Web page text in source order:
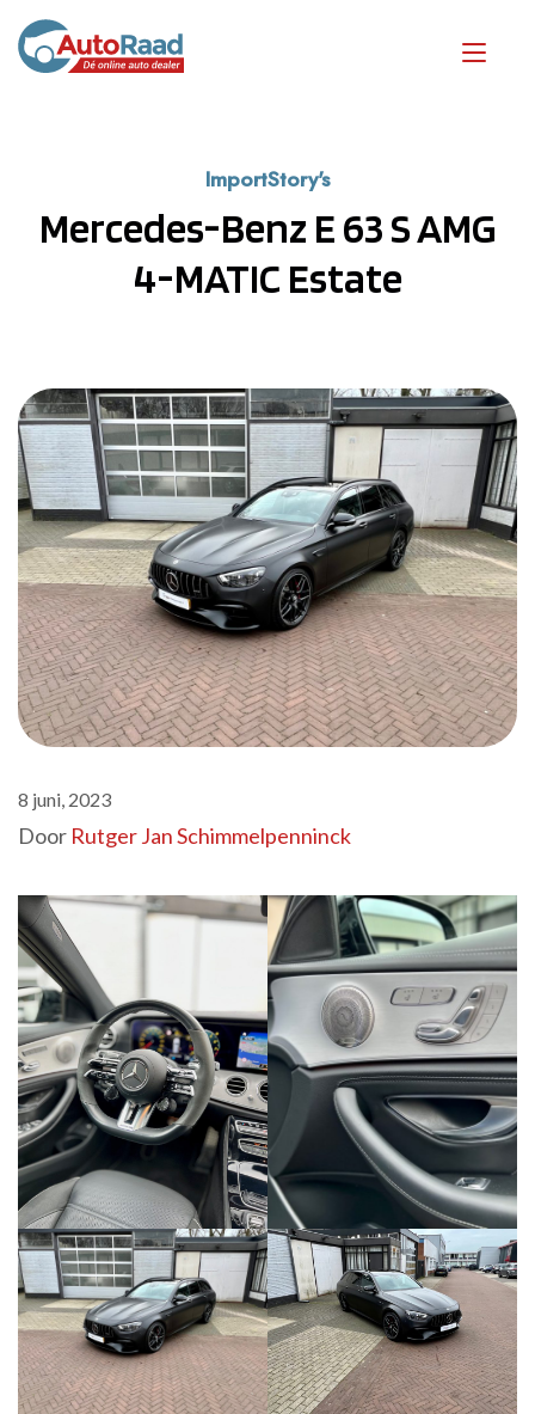
ImportStory's
Mercedes-Benz E 63 S AMG
4-MATIC Estate
8 juni, 2023
Door Rutger Jan Schimmelpenninck